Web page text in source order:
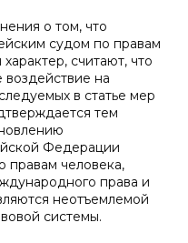
о том, что
судом по правам
считают, что
на
в статье мер
тем
Федерации
правам человека,
права и
неотъемлемой
системы.